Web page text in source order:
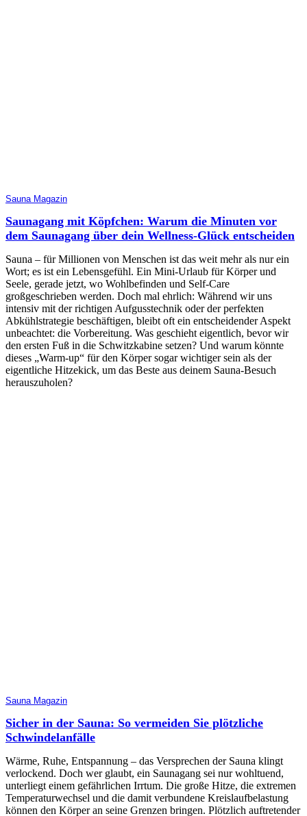
Sauna Magazin
Saunagang mit Köpfchen: Warum die Minuten vor
dem Saunagang über dein Wellness-Glück entscheiden
Sauna – für Millionen von Menschen ist das weit mehr als nur ein
Wort; es ist ein Lebensgefühl. Ein Mini-Urlaub für Körper und
Seele, gerade jetzt, wo Wohlbefinden und Self-Care
großgeschrieben werden. Doch mal ehrlich: Während wir uns
intensiv mit der richtigen Aufgusstechnik oder der perfekten
Abkühlstrategie beschäftigen, bleibt oft ein entscheidender Aspekt
unbeachtet: die Vorbereitung. Was geschieht eigentlich, bevor wir
den ersten Fuß in die Schwitzkabine setzen? Und warum könnte
dieses „Warm-up“ für den Körper sogar wichtiger sein als der
eigentliche Hitzekick, um das Beste aus deinem Sauna-Besuch
herauszuholen?
Sauna Magazin
Sicher in der Sauna: So vermeiden Sie plötzliche
Schwindelanfälle
Wärme, Ruhe, Entspannung – das Versprechen der Sauna klingt
verlockend. Doch wer glaubt, ein Saunagang sei nur wohltuend,
unterliegt einem gefährlichen Irrtum. Die große Hitze, die extremen
Temperaturwechsel und die damit verbundene Kreislaufbelastung
können den Körper an seine Grenzen bringen. Plötzlich auftretender